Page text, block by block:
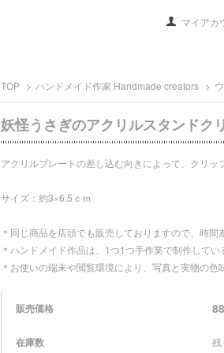
マイアカ
TOP > ハンドメイド作家 Handmade creators >
妖怪うさぎのアクリルスタンド
アクリルプレートの差し込む向きによって、クリッ
サイズ：約3×6.5ｃｍ
＊同じ商品を店頭でも販売しておりますので、時
＊ハンドメイド作品は、1つ1つ手作業で制作して
＊お使いの端末や閲覧環境により、写真と実物の色
販売価格
在庫数 残